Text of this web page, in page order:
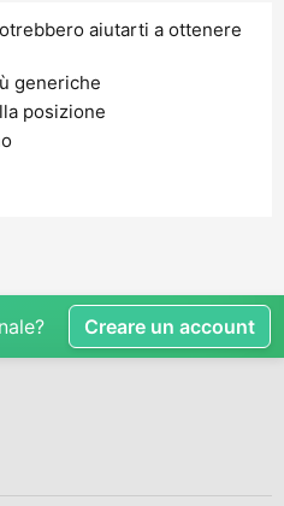
aiutarti a ottenere
generiche
posizione
Creare un account